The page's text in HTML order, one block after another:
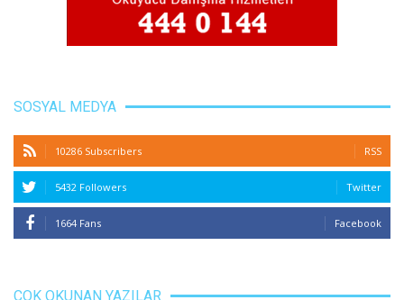
SOSYAL MEDYA
10286 Subscribers RSS
5432 Followers Twitter
1664 Fans Facebook
ÇOK OKUNAN YAZILAR